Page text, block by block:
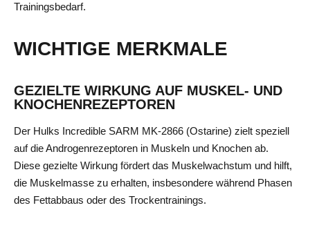
Trainingsbedarf.
WICHTIGE MERKMALE
GEZIELTE WIRKUNG AUF MUSKEL- UND
KNOCHENREZEPTOREN
Der Hulks Incredible SARM MK-2866 (Ostarine) zielt speziell
auf die Androgenrezeptoren in Muskeln und Knochen ab.
Diese gezielte Wirkung fördert das Muskelwachstum und hilft,
die Muskelmasse zu erhalten, insbesondere während Phasen
des Fettabbaus oder des Trockentrainings.